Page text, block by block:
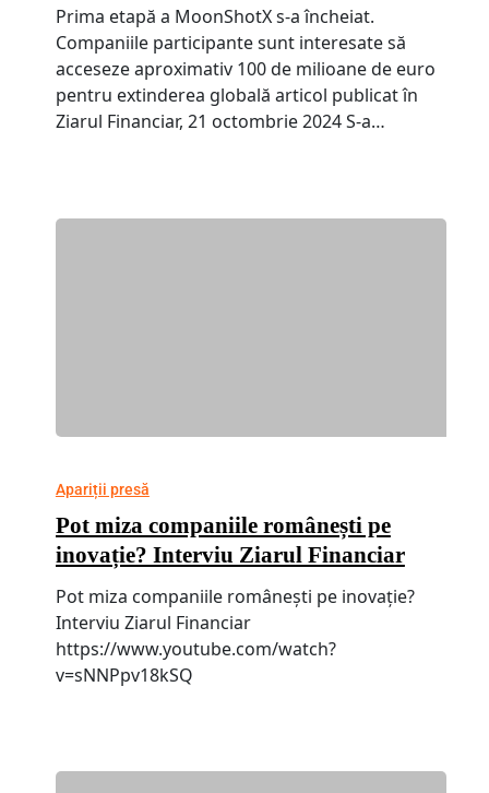
Prima etapă a MoonShotX s-a încheiat.
Companiile participante sunt interesate să
acceseze aproximativ 100 de milioane de euro
pentru extinderea globală articol publicat în
Ziarul Financiar, 21 octombrie 2024 S-a…
Apariții presă
Pot miza companiile românești pe
inovație? Interviu Ziarul Financiar
Pot miza companiile românești pe inovație?
Interviu Ziarul Financiar
https://www.youtube.com/watch?
v=sNNPpv18kSQ